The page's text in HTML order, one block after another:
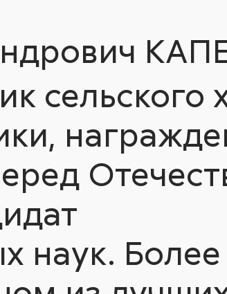
сельского
наук.